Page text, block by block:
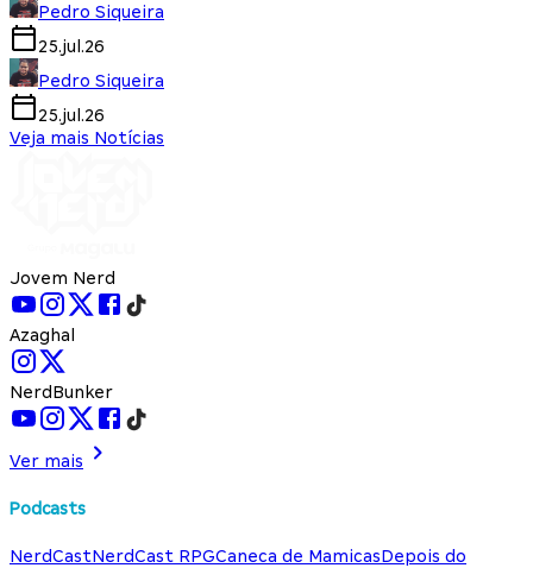
Pedro Siqueira
25.jul.26
Pedro Siqueira
25.jul.26
Veja mais Notícias
Jovem Nerd
Azaghal
NerdBunker
Ver mais
Podcasts
NerdCastNerdCast RPGCaneca de MamicasDepois do